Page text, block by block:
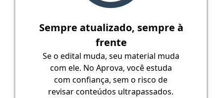
Sempre atualizado, sempre à
frente
Se o edital muda, seu material muda
com ele. No Aprova, você estuda
com confiança, sem o risco de
revisar conteúdos ultrapassados.